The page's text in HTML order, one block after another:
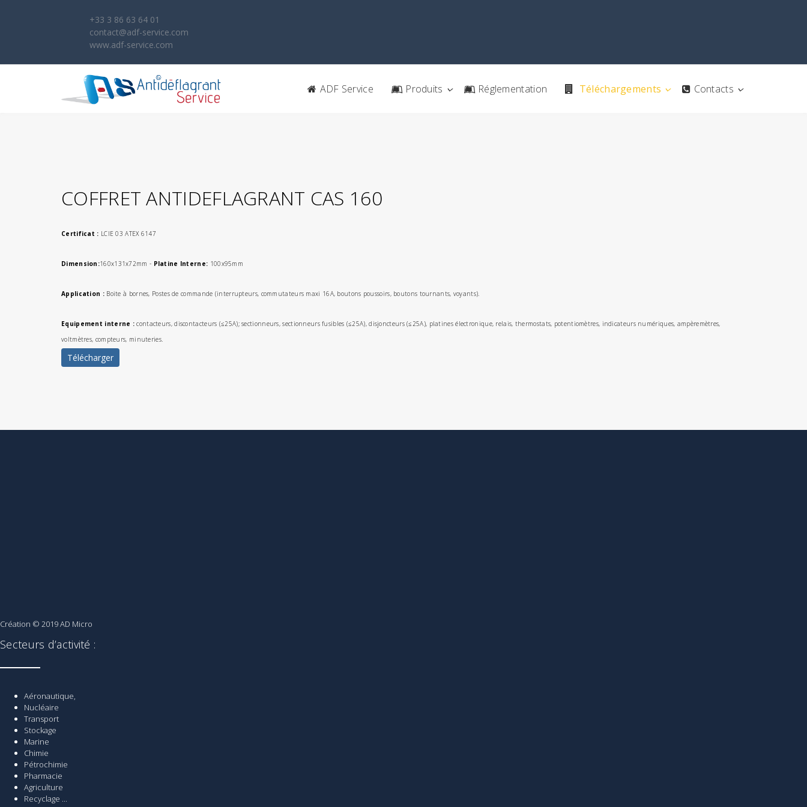
+33 3 86 63 64 01
contact@adf-service.com
www.adf-service.com
ADF Service Produits Réglementation Téléchargements Contacts
COFFRET ANTIDEFLAGRANT CAS 160
Certificat : LCIE 03 ATEX 6147
Dimension:160x131x72mm - Platine Interne: 100x95mm
Application : Boite à bornes, Postes de commande (interrupteurs, commutateurs maxi 16A, boutons poussoirs, boutons tournants, voyants).
Equipement interne : contacteurs, discontacteurs (≤25A); sectionneurs, sectionneurs fusibles (≤25A), disjoncteurs (≤25A), platines électronique, relais, thermostats, potentiomètres, indicateurs numériques, ampèremètres,
voltmètres, compteurs, minuteries.
Télécharger
Création © 2019AD Micro
Secteurs d’activité :
Aéronautique,
Nucléaire
Transport
Stockage
Marine
Chimie
Pétrochimie
Pharmacie
Agriculture
Recyclage ...